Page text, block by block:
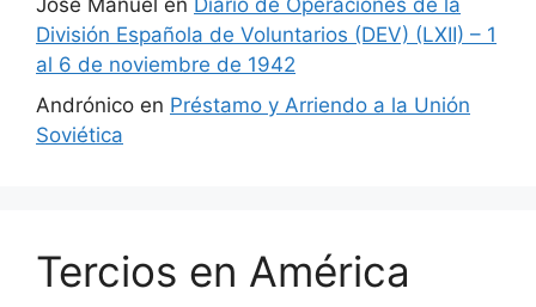
José Manuel en Diario de Operaciones de la
División Española de Voluntarios (DEV) (LXII) – 1
al 6 de noviembre de 1942
Andrónico en Préstamo y Arriendo a la Unión
Soviética
Tercios en América